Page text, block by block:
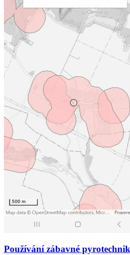
Používání zábavné